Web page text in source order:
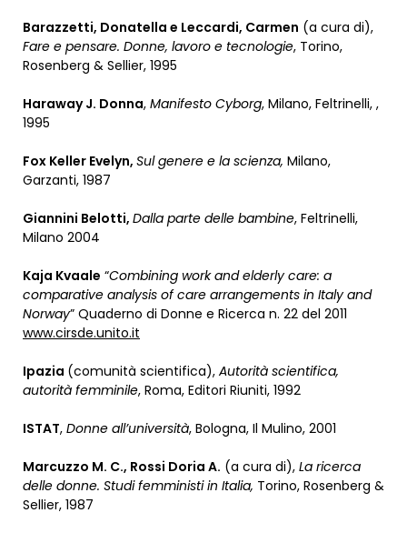
Barazzetti, Donatella e Leccardi, Carmen (a cura di),
Fare e pensare. Donne, lavoro e tecnologie, Torino,
Rosenberg & Sellier, 1995
Haraway J. Donna, Manifesto Cyborg, Milano, Feltrinelli, ,
1995
Fox Keller Evelyn, Sul genere e la scienza, Milano,
Garzanti, 1987
Giannini Belotti, Dalla parte delle bambine, Feltrinelli,
Milano 2004
Kaja Kvaale “Combining work and elderly care: a
comparative analysis of care arrangements in Italy and
Norway” Quaderno di Donne e Ricerca n. 22 del 2011
www.cirsde.unito.it
Ipazia (comunità scientifica), Autorità scientifica,
autorità femminile, Roma, Editori Riuniti, 1992
ISTAT, Donne all’università, Bologna, Il Mulino, 2001
Marcuzzo M. C., Rossi Doria A. (a cura di), La ricerca
delle donne. Studi femministi in Italia, Torino, Rosenberg &
Sellier, 1987